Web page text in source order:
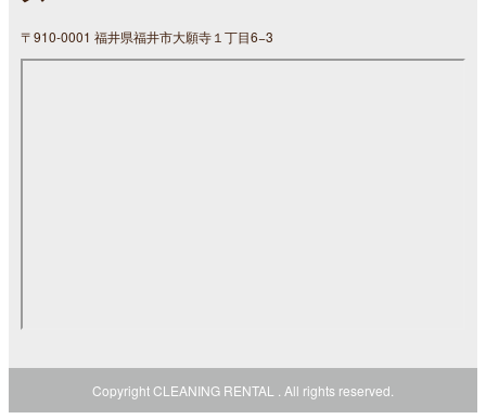
〒910-0001 福井県福井市大願寺１丁目6−3
Copyright CLEANING RENTAL . All rights reserved.